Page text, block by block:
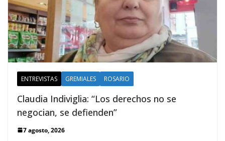
ENTREVISTAS GREMIALES ROSARIO
Claudia Indiviglia: “Los derechos no se
negocian, se defienden”
7 agosto, 2026